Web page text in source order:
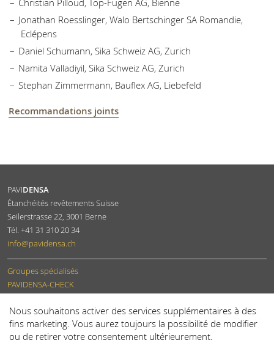
Christian Pilloud, Top-Fugen AG, Bienne
Jonathan Roesslinger, Walo Bertschinger SA Romandie,
Eclépens
Daniel Schumann, Sika Schweiz AG, Zurich
Namita Valladiyil, Sika Schweiz AG, Zurich
Stephan Zimmermann, Bauflex AG, Liebefeld
Recommandations joints
PAVIDENSA
Étanchéités revêtements Suisse
Seilerstrasse 22, 3001 Berne
Tél. +41 31 310 20 34
info@pavidensa.ch
Groupes spécialisés
PAVIDENSA-CHECK
Nous souhaitons activer des services supplémentaires à des
fins marketing. Vous aurez toujours la possibilité de modifier
ou de retirer votre consentement ultérieurement.